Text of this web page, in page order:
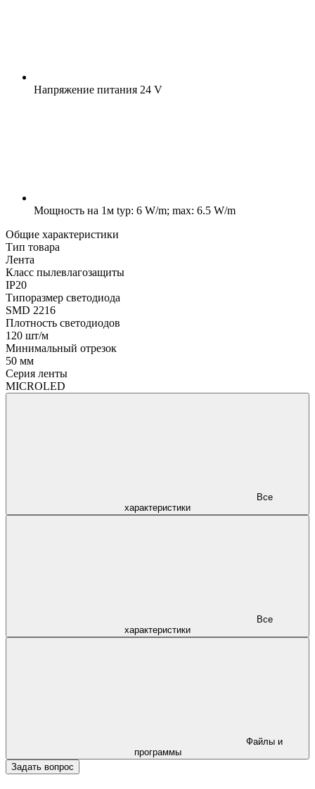
Напряжение питания 24 V
Мощность на 1м typ: 6 W/m; max: 6.5 W/m
Общие характеристики
Тип товара
Лента
Класс пылевлагозащиты
IP20
Типоразмер светодиода
SMD 2216
Плотность светодиодов
120 шт/м
Минимальный отрезок
50 мм
Серия ленты
MICROLED
характеристики
характеристики
программы
Задать вопрос